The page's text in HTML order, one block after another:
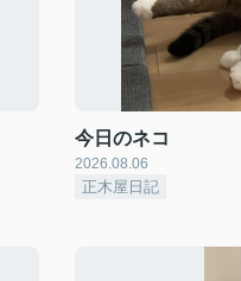
今日のネコ
2026.08.06
正木屋日記